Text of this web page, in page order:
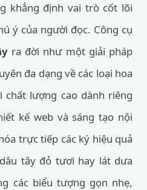
khẳng định vai trò cốt lõi
ý của người đọc. Công cụ
ra đời như một giải pháp
đa dạng về các loại hoa
chất lượng cao dành riêng
kế web và sáng tạo nội
trực tiếp các ký hiệu quả
tây đỏ tươi hay lát dưa
các biểu tượng gọn nhẹ,